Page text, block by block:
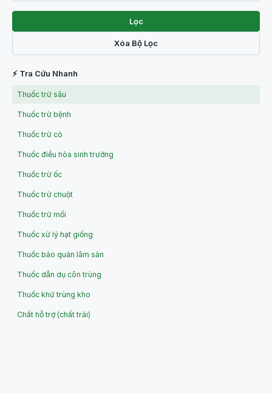
Lọc
Xóa Bộ Lọc
⚡ Tra Cứu Nhanh
Thuốc trừ sâu
Thuốc trừ bệnh
Thuốc trừ cỏ
Thuốc điều hòa sinh trưởng
Thuốc trừ ốc
Thuốc trừ chuột
Thuốc trừ mối
Thuốc xử lý hạt giống
Thuốc bảo quản lâm sản
Thuốc dẫn dụ côn trùng
Thuốc khử trùng kho
Chất hỗ trợ (chất trải)